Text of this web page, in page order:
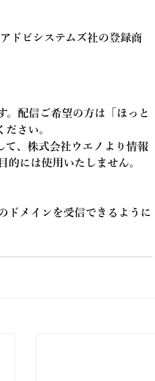
ドビシステムズ社の登録商
。配信ご希望の方は「 ほっと
さい。
、株式会社ウエノより情報
には使用いたしません。
ドメインを受信できるように